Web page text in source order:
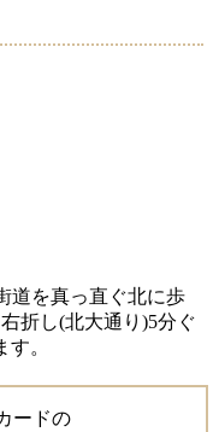
道を真っ直ぐ北に歩
折し(北大通り)5分ぐ
。
ードの